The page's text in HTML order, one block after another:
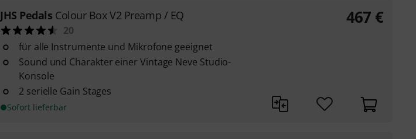
JHS Pedals Colour Box V2 Preamp / EQ
20
für alle Instrumente und Mikrofone geeignet
Sound und Charakter einer Vintage Neve Studio-
Konsole
2 serielle Gain Stages
Sofort lieferbar
467 €